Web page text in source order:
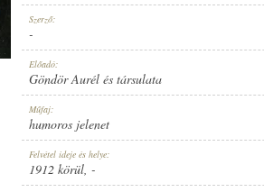
Szerző:
-
Előadó:
Göndör Aurél és társulata
Műfaj:
humoros jelenet
Felvétel ideje és helye:
1912 körül, -